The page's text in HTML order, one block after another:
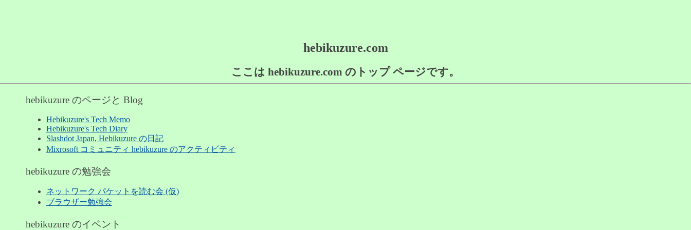
hebikuzure.com
ここは hebikuzure.com のトップ ページです。
hebikuzure のページと Blog
Hebikuzure's Tech Memo
Hebikuzure's Tech Diary
Slashdot Japan, Hebikuzure の日記
Mixrosoft コミュニティ hebikuzure のアクティビティ
hebikuzure の勉強会
ネットワーク パケットを読む会 (仮)
ブラウザー勉強会
hebikuzure のイベント